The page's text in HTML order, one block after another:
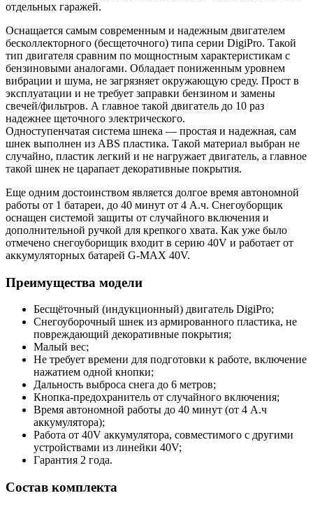
отдельных гаражей.
Оснащается самым современным и надежным двигателем
бесколлекторного (бесщеточного) типа серии DigiPro. Такой
тип двигателя сравним по мощностным характеристикам с
бензиновыми аналогами. Обладает пониженным уровнем
вибрации и шума, не загрязняет окружающую среду. Прост в
эксплуатации и не требует заправки бензином и замены
свечей/фильтров. А главное такой двигатель до 10 раз
надежнее щеточного электрического.
Одноступенчатая система шнека — простая и надежная, сам
шнек выполнен из АBS пластика. Такой материал выбран не
случайно, пластик легкий и не нагружает двигатель, а главное
такой шнек не царапает декоративные покрытия.
Еще одним достоинством является долгое время автономной
работы от 1 батареи, до 40 минут от 4 А.ч. Снегоуборщик
оснащен системой защиты от случайного включения и
дополнительной ручкой для крепкого хвата. Как уже было
отмечено снегоуборищик входит в серию 40V и работает от
аккумуляторных батарей G-MAX 40V.
Преимущества модели
Бесщёточный (индукционный) двигатель DigiPro;
Снегоуборочный шнек из армированного пластика, не
повреждающий декоративные покрытия;
Малый вес;
Не требует времени для подготовки к работе, включение
нажатием одной кнопки;
Дальность выброса снега до 6 метров;
Кнопка-предохранитель от случайного включения;
Время автономной работы до 40 минут (от 4 А.ч
аккумулятора);
Работа от 40V аккумулятора, совместимого с другими
устройствами из линейки 40V;
Гарантия 2 года.
Состав комплекта